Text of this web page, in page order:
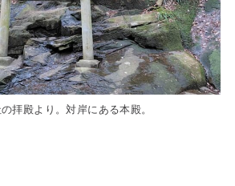
拝殿より。対岸にある本殿。